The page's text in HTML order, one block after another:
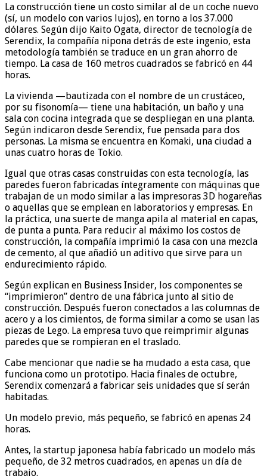
La construcción tiene un costo similar al de un coche nuevo
(sí, un modelo con varios lujos), en torno a los 37.000
dólares. Según dijo Kaito Ogata, director de tecnología de
Serendix, la compañía nipona detrás de este ingenio, esta
metodología también se traduce en un gran ahorro de
tiempo. La casa de 160 metros cuadrados se fabricó en 44
horas.
La vivienda —bautizada con el nombre de un crustáceo,
por su fisonomía— tiene una habitación, un baño y una
sala con cocina integrada que se despliegan en una planta.
Según indicaron desde Serendix, fue pensada para dos
personas. La misma se encuentra en Komaki, una ciudad a
unas cuatro horas de Tokio.
Igual que otras casas construidas con esta tecnología, las
paredes fueron fabricadas íntegramente con máquinas que
trabajan de un modo similar a las impresoras 3D hogareñas
o aquellas que se emplean en laboratorios y empresas. En
la práctica, una suerte de manga apila al material en capas,
de punta a punta. Para reducir al máximo los costos de
construcción, la compañía imprimió la casa con una mezcla
de cemento, al que añadió un aditivo que sirve para un
endurecimiento rápido.
Según explican en Business Insider, los componentes se
“imprimieron” dentro de una fábrica junto al sitio de
construcción. Después fueron conectados a las columnas de
acero y a los cimientos, de forma similar a como se usan las
piezas de Lego. La empresa tuvo que reimprimir algunas
paredes que se rompieran en el traslado.
Cabe mencionar que nadie se ha mudado a esta casa, que
funciona como un prototipo. Hacia finales de octubre,
Serendix comenzará a fabricar seis unidades que sí serán
habitadas.
Un modelo previo, más pequeño, se fabricó en apenas 24
horas.
Antes, la startup japonesa había fabricado un modelo más
pequeño, de 32 metros cuadrados, en apenas un día de
trabajo.